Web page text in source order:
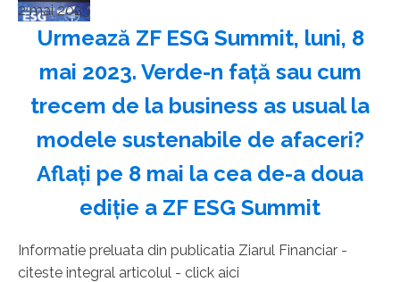
2 mai 2023
Urmează ZF ESG Summit, luni, 8
mai 2023. Verde-n faţă sau cum
trecem de la business as usual la
modele sustenabile de afaceri?
Aflaţi pe 8 mai la cea de-a doua
ediţie a ZF ESG Summit
Informatie preluata din publicatia Ziarul Financiar -
citeste integral articolul - click aici